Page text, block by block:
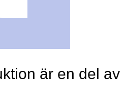
är en del